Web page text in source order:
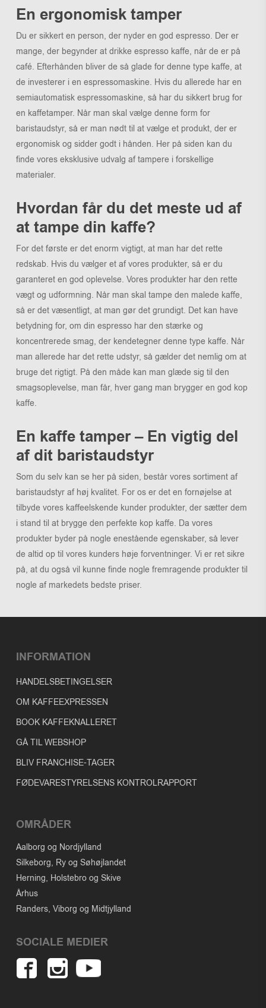
En ergonomisk tamper
Du er sikkert en person, der nyder en god espresso. Der er
mange, der begynder at drikke espresso kaffe, når de er på
café. Efterhånden bliver de så glade for denne type kaffe, at
de investerer i en espressomaskine. Hvis du allerede har en
semiautomatisk espressomaskine, så har du sikkert brug for
en kaffetamper. Når man skal vælge denne form for
baristaudstyr, så er man nødt til at vælge et produkt, der er
ergonomisk og sidder godt i hånden. Her på siden kan du
finde vores eksklusive udvalg af tampere i forskellige
materialer.
Hvordan får du det meste ud af
at tampe din kaffe?
For det første er det enorm vigtigt, at man har det rette
redskab. Hvis du vælger et af vores produkter, så er du
garanteret en god oplevelse. Vores produkter har den rette
vægt og udformning. Når man skal tampe den malede kaffe,
så er det væsentligt, at man gør det grundigt. Det kan have
betydning for, om din espresso har den stærke og
koncentrerede smag, der kendetegner denne type kaffe. Når
man allerede har det rette udstyr, så gælder det nemlig om at
bruge det rigtigt. På den måde kan man glæde sig til den
smagsoplevelse, man får, hver gang man brygger en god kop
kaffe.
En kaffe tamper – En vigtig del
af dit baristaudstyr
Som du selv kan se her på siden, består vores sortiment af
baristaudstyr af høj kvalitet. For os er det en fornøjelse at
tilbyde vores kaffeelskende kunder produkter, der sætter dem
i stand til at brygge den perfekte kop kaffe. Da vores
produkter byder på nogle enestående egenskaber, så lever
de altid op til vores kunders høje forventninger. Vi er ret sikre
på, at du også vil kunne finde nogle fremragende produkter til
nogle af markedets bedste priser.
INFORMATION
HANDELSBETINGELSER
OM KAFFEEXPRESSEN
BOOK KAFFEKNALLERET
GÅ TIL WEBSHOP
BLIV FRANCHISE-TAGER
FØDEVARESTYRELSENS KONTROLRAPPORT
OMRÅDER
Aalborg og Nordjylland
Silkeborg, Ry og Søhøjlandet
Herning, Holstebro og Skive
Århus
Randers, Viborg og Midtjylland
SOCIALE MEDIER